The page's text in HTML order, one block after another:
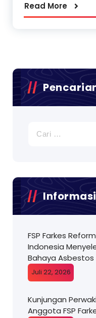
Read More
untuk:
Informasi
FSP Farkes
Indonesia
Bahaya Asbestos
Juli 22, 2026
Kunjungan
Anggota FSP